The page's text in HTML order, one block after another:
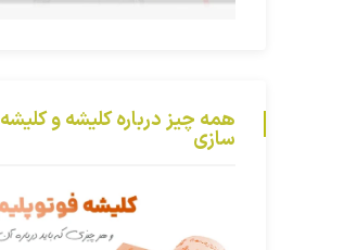
همه چیز درباره کلیشه و کلیشه
سازی